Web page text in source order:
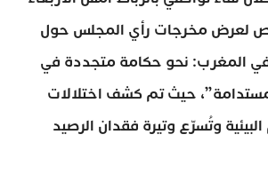
2026، خُصص لعرض مخرجات رأي المجلس حول
في المغرب: نحو حكامة متجددة في
مستدامة”، حيث تم كشف اختلالات
وتُسرّع وتيرة فقدان الرصيد